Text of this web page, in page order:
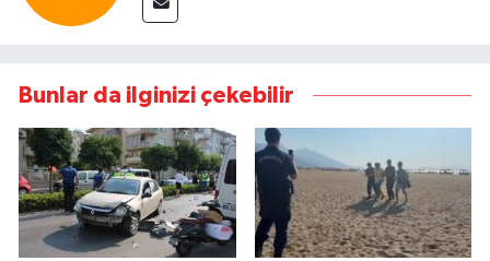
Bunlar da ilginizi çekebilir